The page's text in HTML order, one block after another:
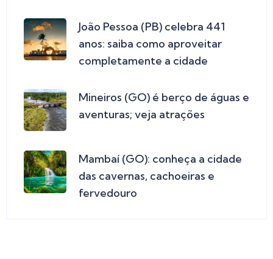
João Pessoa (PB) celebra 441
anos: saiba como aproveitar
completamente a cidade
Mineiros (GO) é berço de águas e
aventuras; veja atrações
Mambaí (GO): conheça a cidade
das cavernas, cachoeiras e
fervedouro